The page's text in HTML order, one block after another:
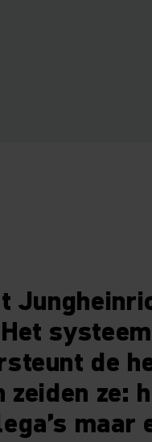
Het
de
ze:
maar